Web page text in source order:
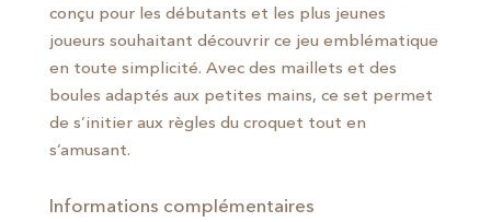
conçu pour les débutants et les plus jeunes
joueurs souhaitant découvrir ce jeu emblématique
en toute simplicité. Avec des maillets et des
boules adaptés aux petites mains, ce set permet
de s’initier aux règles du croquet tout en
s’amusant.
Informations complémentaires